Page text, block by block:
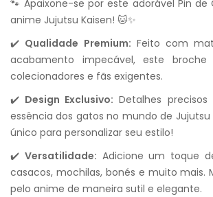
🐾 Apaixone-se por este adorável Pin de
anime Jujutsu Kaisen! 🐱✨
✔️ Qualidade Premium: Feito com
acabamento impecável, este
colecionadores e fãs exigentes.
✔️ Design Exclusivo: Detalhes
essência dos gatos no mundo de Jujutsu
único para personalizar seu estilo!
✔️ Versatilidade: Adicione um toque
casacos, mochilas, bonés e muito mais.
pelo anime de maneira sutil e elegante.